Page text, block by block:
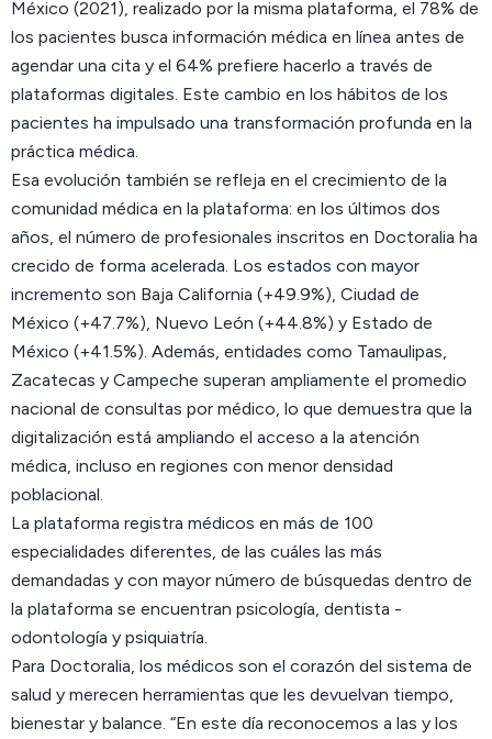
México (2021), realizado por la misma plataforma, el 78% de
los pacientes busca información médica en línea antes de
agendar una cita y el 64% prefiere hacerlo a través de
plataformas digitales. Este cambio en los hábitos de los
pacientes ha impulsado una transformación profunda en la
práctica médica.
Esa evolución también se refleja en el crecimiento de la
comunidad médica en la plataforma: en los últimos dos
años, el número de profesionales inscritos en Doctoralia ha
crecido de forma acelerada. Los estados con mayor
incremento son Baja California (+49.9%), Ciudad de
México (+47.7%), Nuevo León (+44.8%) y Estado de
México (+41.5%). Además, entidades como Tamaulipas,
Zacatecas y Campeche superan ampliamente el promedio
nacional de consultas por médico, lo que demuestra que la
digitalización está ampliando el acceso a la atención
médica, incluso en regiones con menor densidad
poblacional.
La plataforma registra médicos en más de 100
especialidades diferentes, de las cuáles las más
demandadas y con mayor número de búsquedas dentro de
la plataforma se encuentran psicología, dentista -
odontología y psiquiatría.
Para Doctoralia, los médicos son el corazón del sistema de
salud y merecen herramientas que les devuelvan tiempo,
bienestar y balance. “En este día reconocemos a las y los